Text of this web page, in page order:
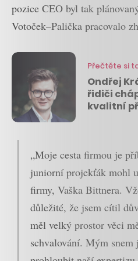
pozice CEO byl tak
Votoček–Palička pracovalo
Přečtěte si
Ondřej
řidiči
kvalitní
„Moje cesta firmou je
juniorní projekťák mohl
firmy, Vaška Bittnera.
důležité, že jsem cítil
měl velký prostor věci
schvalování. Mým